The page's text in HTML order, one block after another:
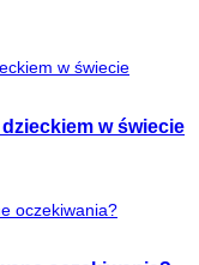
w świecie